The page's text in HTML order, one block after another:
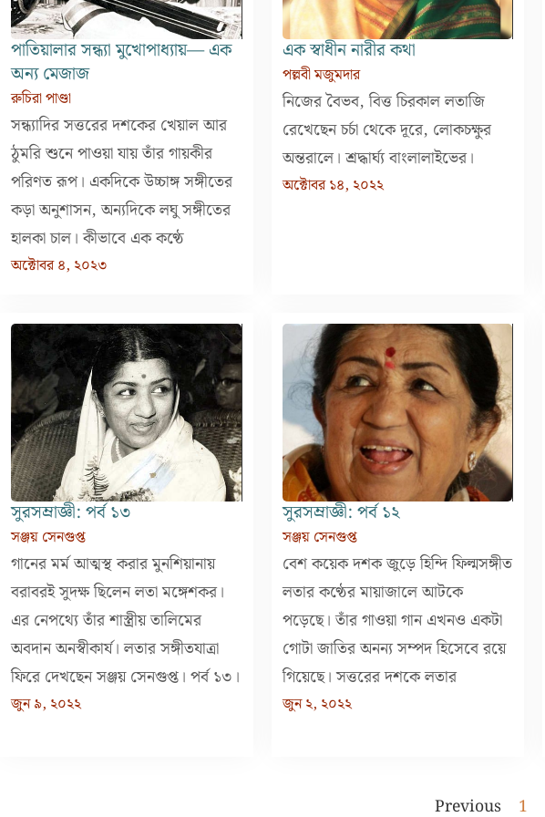
পাতিয়ালার সন্ধ্যা মুখোপাধ্যায়— এক
অন্য মেজাজ
রুচিরা পাণ্ডা
সন্ধ্যাদির সত্তরের দশকের খেয়াল আর
ঠুমরি শুনে পাওয়া যায় তাঁর গায়কীর
পরিণত রূপ। একদিকে উচ্চাঙ্গ সঙ্গীতের
কড়া অনুশাসন, অন্যদিকে লঘু সঙ্গীতের
হালকা চাল। কীভাবে এক কণ্ঠে
অক্টোবর ৪, ২০২৩
এক স্বাধীন নারীর কথা
পল্লবী মজুমদার
নিজের বৈভব, বিত্ত চিরকাল লতাজি
রেখেছেন চর্চা থেকে দূরে, লোকচক্ষুর
অন্তরালে। শ্রদ্ধার্ঘ্য বাংলালাইভের।
অক্টোবর ১৪, ২০২২
সুরসম্রাজ্ঞী: পর্ব ১৩
সঞ্জয় সেনগুপ্ত
গানের মর্ম আত্মস্থ করার মুনশিয়ানায়
বরাবরই সুদক্ষ ছিলেন লতা মঙ্গেশকর।
এর নেপথ্যে তাঁর শাস্ত্রীয় তালিমের
অবদান অনস্বীকার্য। লতার সঙ্গীতযাত্রা
ফিরে দেখছেন সঞ্জয় সেনগুপ্ত। পর্ব ১৩।
জুন ৯, ২০২২
সুরসম্রাজ্ঞী: পর্ব ১২
সঞ্জয় সেনগুপ্ত
বেশ কয়েক দশক জুড়ে হিন্দি ফিল্মসঙ্গীত
লতার কণ্ঠের মায়াজালে আটকে
পড়েছে। তাঁর গাওয়া গান এখনও একটা
গোটা জাতির অনন্য সম্পদ হিসেবে রয়ে
গিয়েছে। সত্তরের দশকে লতার
জুন ২, ২০২২
Previous 1